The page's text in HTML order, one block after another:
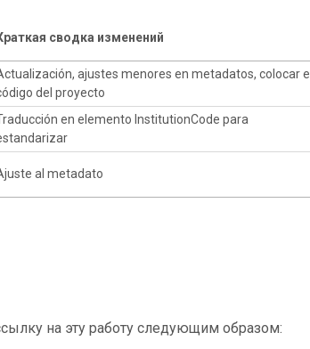
сводка изменений
ajustes menores en metadatos, colocar el
del proyecto
en elemento InstitutionCode para
al metadato
на эту работу следующим образом: